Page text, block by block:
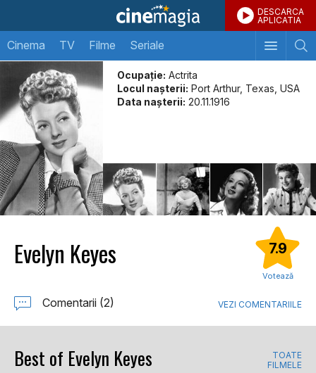
DESCARCA
APLICATIA
Cinema TV Filme Seriale
Ocupație: Actrita
Locul naşterii: Port Arthur, Texas, USA
Data naşterii: 20.11.1916
Evelyn Keyes 7.9
Votează
Comentarii (2) VEZI COMENTARIILE
Best of Evelyn Keyes
TOATE
FILMELE